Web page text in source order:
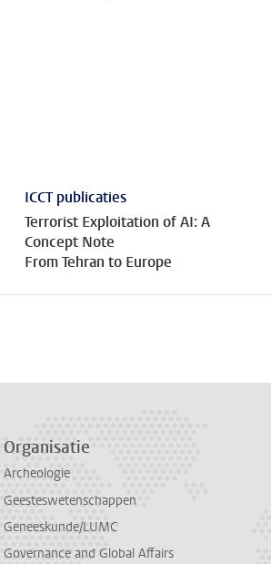
ICCT publicaties
Terrorist Exploitation of AI: A
Concept Note
From Tehran to Europe
Organisatie
Archeologie
Geesteswetenschappen
Geneeskunde/LUMC
Governance and Global Affairs